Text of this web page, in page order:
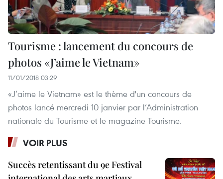
Tourisme : lancement du concours de
photos «J’aime le Vietnam»
11/01/2018 03:29
«J’aime le Vietnam» est le thème d'un concours de
photos lancé mercredi 10 janvier par l’Administration
nationale du Tourisme et le magazine Tourisme.
VOIR PLUS
Succès retentissant du 9e Festival